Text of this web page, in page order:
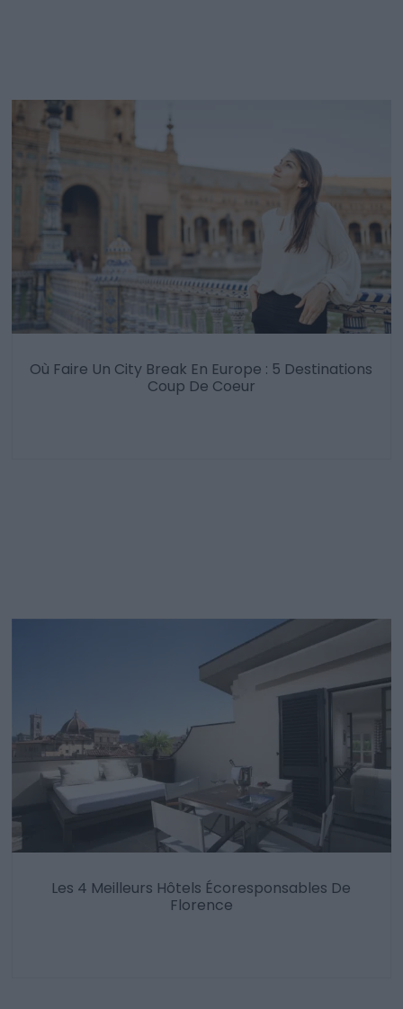
Où Faire Un City Break En Europe : 5 Destinations
Coup De Coeur
Les 4 Meilleurs Hôtels Écoresponsables De
Florence